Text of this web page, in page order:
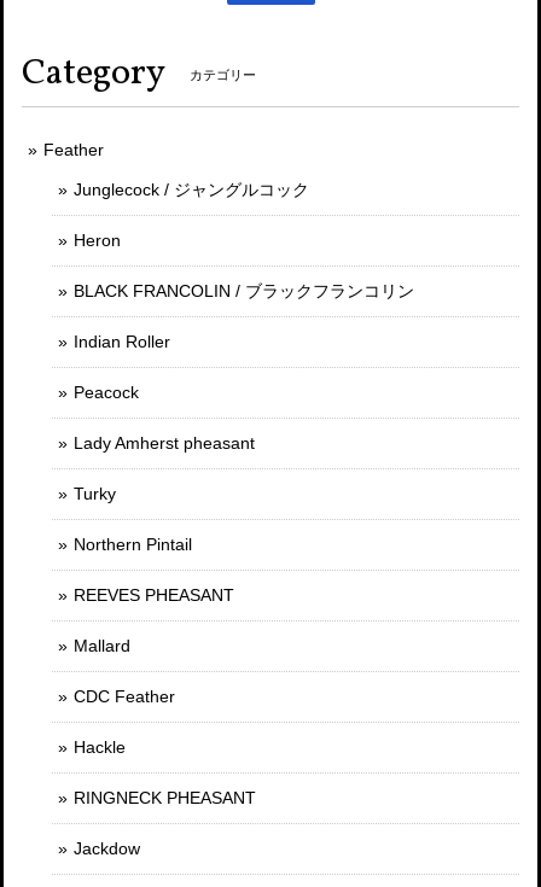
Category カテゴリー
Feather
Junglecock / ジャングルコック
Heron
BLACK FRANCOLIN / ブラックフランコリン
Indian Roller
Peacock
Lady Amherst pheasant
Turky
Northern Pintail
REEVES PHEASANT
Mallard
CDC Feather
Hackle
RINGNECK PHEASANT
Jackdow